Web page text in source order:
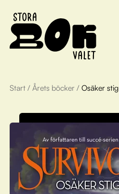
Start / Årets böcker / Osäker stig